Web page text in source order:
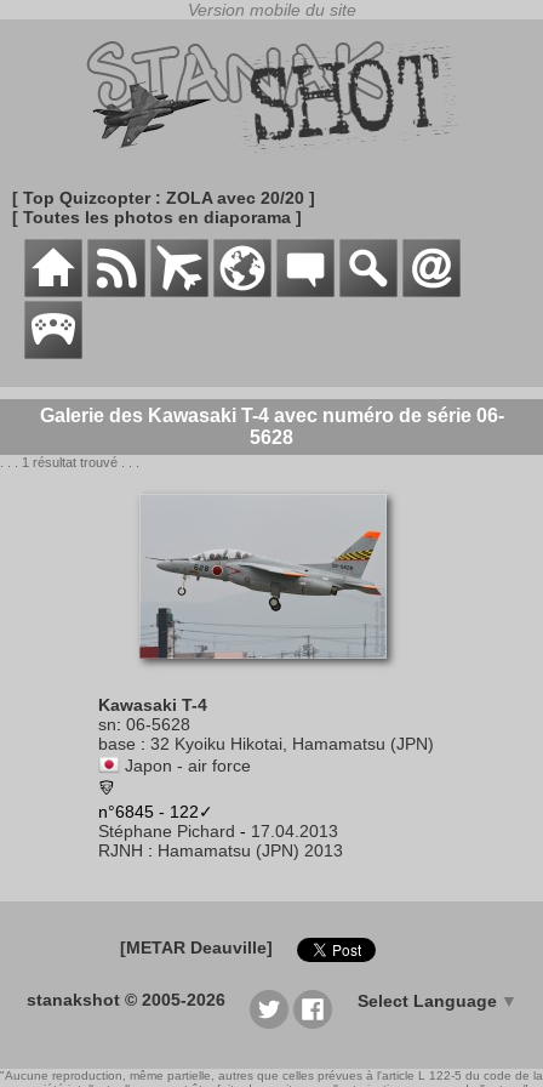
[ Top Quizcopter : ZOLA avec 20/20 ]
[ Toutes les photos en diaporama ]
Galerie des Kawasaki T-4 avec numéro de série 06-
5628
. . . 1 résultat trouvé . . .
Kawasaki T-4
sn: 06-5628
base : 32 Kyoiku Hikotai, Hamamatsu (JPN)
Japon - air force
n°6845 - 122✓
Stéphane Pichard - 17.04.2013
RJNH : Hamamatsu (JPN) 2013
[METAR Deauville]
stanakshot © 2005-2026 Select Language ▼
"Aucune reproduction, même partielle, autres que celles prévues à l'article L 122-5 du code de la